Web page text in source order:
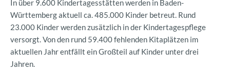
In über 9.600 Kindertagesstätten werden in Baden-
Württemberg aktuell ca. 485.000 Kinder betreut. Rund
23.000 Kinder werden zusätzlich in der Kindertagespflege
versorgt. Von den rund 59.400 fehlenden Kitaplätzen im
aktuellen Jahr entfällt ein Großteil auf Kinder unter drei
Jahren.